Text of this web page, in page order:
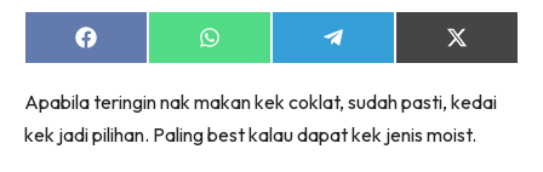
Share
on
Share
on
Share
on
Share
on
(Twitter)
Apabila teringin nak makan kek coklat, sudah pasti, kedai
kek jadi pilihan. Paling best kalau dapat kek jenis moist.